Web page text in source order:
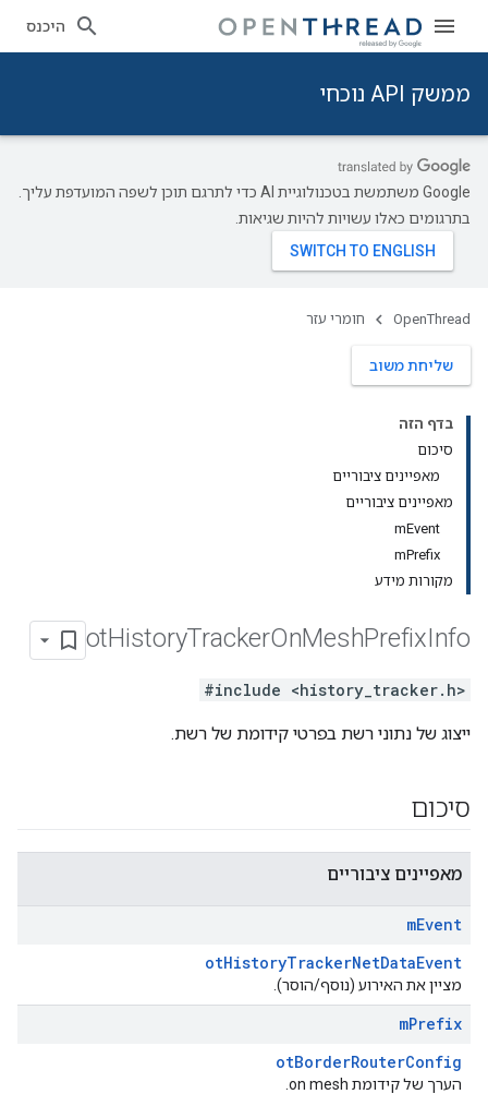
היכנס
ממשק API נוכחי
‫Google משתמשת בטכנולוגיית AI כדי לתרגם תוכן לשפה המועדפת עליך.
בתרגומים כאלו עשויות להיות שגיאות.
OpenThread חומרי עזר
שליחת משוב
בדף הזה
סיכום
מאפיינים ציבוריים
מאפיינים ציבוריים
mEvent
mPrefix
מקורות מידע
otHistoryTrackerOnMeshPrefixInfo
#include <history_tracker.h>
ייצוג של נתוני רשת בפרטי קידומת של רשת.
סיכום
מאפיינים ציבוריים
mEvent
otHistoryTrackerNetDataEvent
מציין את האירוע (נוסף/הוסר).
mPrefix
otBorderRouterConfig
הערך של קידומת on mesh.